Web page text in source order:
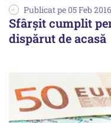
Publicat pe 05 Feb 2016
Sfârșit cumplit
dispărut de acasă